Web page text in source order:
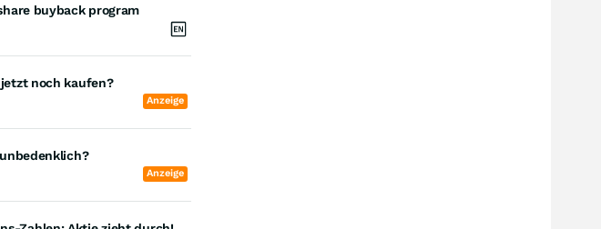
buyback program
noch kaufen?
Anzeige
unbedenklich?
Anzeige